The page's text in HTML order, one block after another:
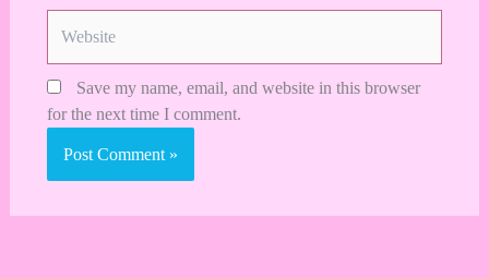
Save my name, email, and website in this browser
for the next time I comment.